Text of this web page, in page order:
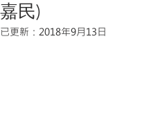
嘉民)
已更新： 2018年9月13日